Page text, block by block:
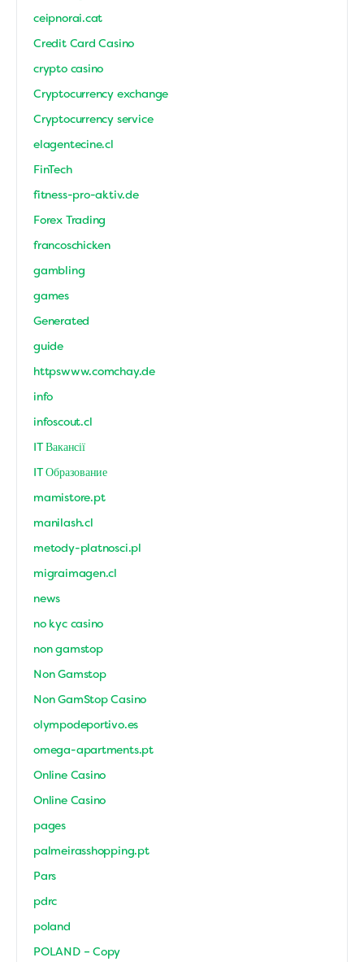
ceipnorai.cat
Credit Card Casino
crypto casino
Cryptocurrency exchange
Cryptocurrency service
elagentecine.cl
FinTech
fitness-pro-aktiv.de
Forex Trading
francoschicken
gambling
games
Generated
guide
httpswww.comchay.de
info
infoscout.cl
IT Вакансії
IT Образование
mamistore.pt
manilash.cl
metody-platnosci.pl
migraimagen.cl
news
no kyc casino
non gamstop
Non Gamstop
Non GamStop Casino
olympodeportivo.es
omega-apartments.pt
Online Casino
Online Casino
pages
palmeirasshopping.pt
Pars
pdrc
poland
POLAND – Copy